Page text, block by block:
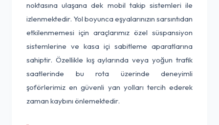
noktasına ulaşana dek mobil takip sistemleri ile
izlenmektedir. Yol boyunca eşyalarınızın sarsıntıdan
etkilenmemesi için araçlarımız özel süspansiyon
sistemlerine ve kasa içi sabitleme aparatlarına
sahiptir. Özellikle kış aylarında veya yoğun trafik
saatlerinde bu rota üzerinde deneyimli
şoförlerimiz en güvenli yan yolları tercih ederek
zaman kaybını önlemektedir.